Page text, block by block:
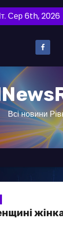
Сер 6th, 2026
Всі новини